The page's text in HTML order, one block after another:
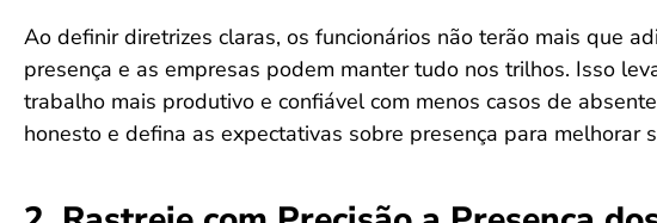
Ao definir diretrizes claras, os funcionários não terão mais que
presença e as empresas podem manter tudo nos trilhos. Isso
trabalho mais produtivo e confiável com menos casos de
honesto e defina as expectativas sobre presença para melhorar